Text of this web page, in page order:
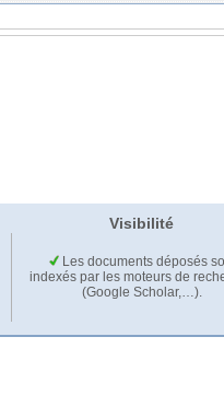
Visibilité
Les documents déposés
indexés par les moteurs de
(Google Scholar,…).